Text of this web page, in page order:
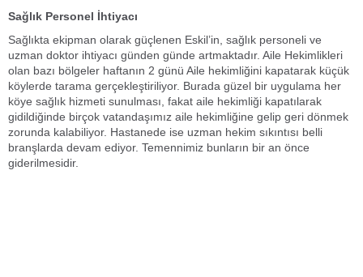
Sağlık Personel İhtiyacı
Sağlıkta ekipman olarak güçlenen Eskil’in, sağlık personeli ve
uzman doktor ihtiyacı günden günde artmaktadır. Aile Hekimlikleri
olan bazı bölgeler haftanın 2 günü Aile hekimliğini kapatarak küçük
köylerde tarama gerçekleştiriliyor. Burada güzel bir uygulama her
köye sağlık hizmeti sunulması, fakat aile hekimliği kapatılarak
gidildiğinde birçok vatandaşımız aile hekimliğine gelip geri dönmek
zorunda kalabiliyor. Hastanede ise uzman hekim sıkıntısı belli
branşlarda devam ediyor. Temennimiz bunların bir an önce
giderilmesidir.